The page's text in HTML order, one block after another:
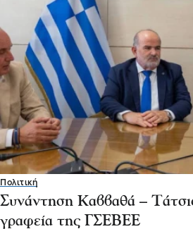
Πολιτική
Συνάντηση Καββαθά –
γραφεία της ΓΣΕΒΕΕ